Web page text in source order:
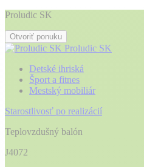
Proludic SK
Otvoriť ponuku
Proludic SK
Detské ihriská
Šport a fitnes
Mestský mobiliár
Starostlivosť po realizácií
Teplovzdušný balón
J4072